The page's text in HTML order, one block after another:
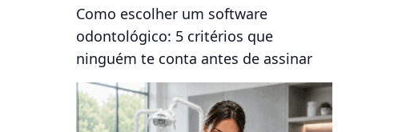
Como escolher um software
odontológico: 5 critérios que
ninguém te conta antes de assinar